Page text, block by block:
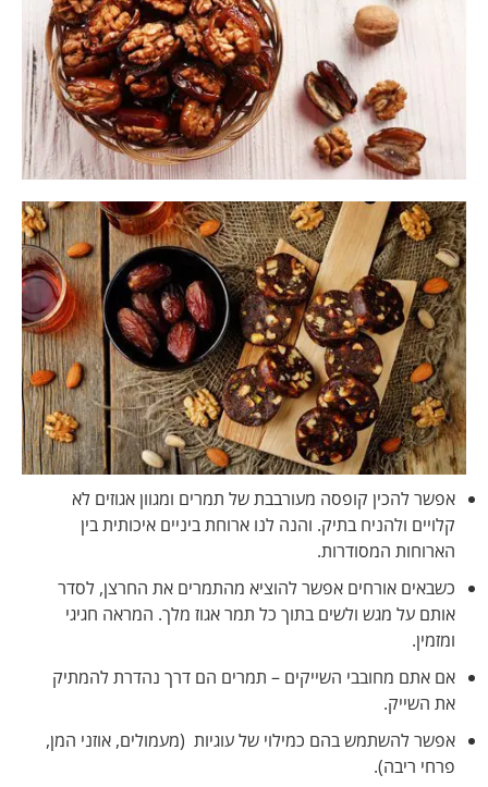
אפשר להכין קופסה מעורבבת של תמרים ומגוון אגוזים לא
קלויים ולהניח בתיק. והנה לנו ארוחת ביניים איכותית בין
הארוחות המסודרות.
כשבאים אורחים אפשר להוציא מהתמרים את החרצן, לסדר
אותם על מגש ולשים בתוך כל תמר אגוז מלך. המראה חגיגי
ומזמין.
אם אתם מחובבי השייקים – תמרים הם דרך נהדרת להמתיק
את השייק.
אפשר להשתמש בהם כמילוי של עוגיות (מעמולים, אוזני המן,
פרחי ריבה).